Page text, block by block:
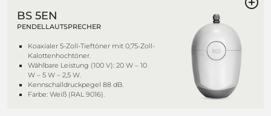
BS 5EN
PENDELLAUTSPRECHER
Koaxialer 5-Zoll-Tieftöner mit 0,75-Zoll-
Kalottenhochtöner.
Wählbare Leistung (100 V): 20 W – 10
W – 5 W – 2,5 W.
Kennschalldruckpegel 88 dB.
Farbe: Weiß (RAL 9016).